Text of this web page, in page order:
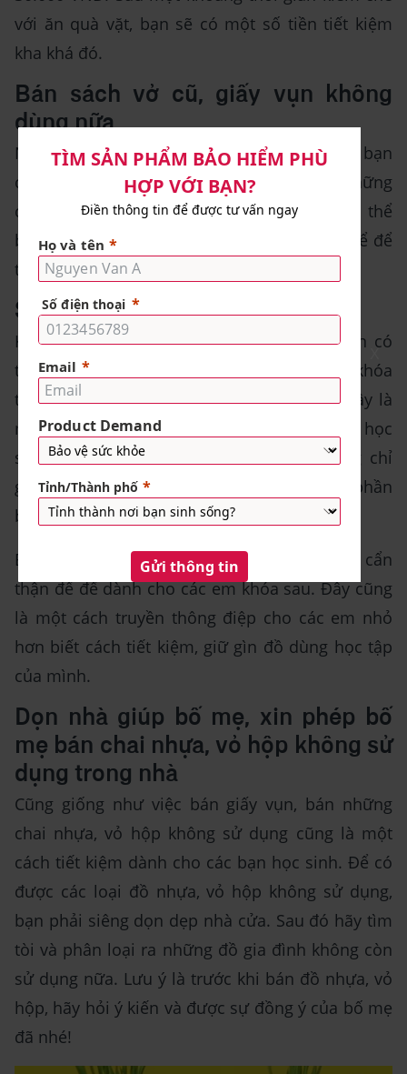
với ăn quà vặt, bạn sẽ có một số tiền tiết kiệm
kha khá đó.
Bán sách vở cũ, giấy vụn không
dùng nữa
Những cuốn sách cũ không còn sử dụng, các bạn
có thể bán cho những tiệm sách cũ. Còn những
cuốn vở cũ đã viết kín hay giấy vụn, bạn có thể
bán ve chai. Đây cũng là một món tiền có thể để
tiết kiệm được.
Sử dụng lại sách cũ của anh chị
Không chỉ bán các loại sách vở cũ, bạn còn có
thể xin sách giáo khoa của các anh chị khóa
trước để tiết kiệm chi phí mua sách mới. Đây là
một các tái sử dụng đồ rất thiết thực mà học
sinh có thể sử dụng. Cách thức này không chỉ
giúp bạn tiết kiệm tiền mà còn có thể góp phần
bảo vệ môi trường hiệu quả.
Bên cạnh đó, bạn cũng nên giữ gìn sách vở cẩn
thận để để dành cho các em khóa sau. Đây cũng
là một cách truyền thông điệp cho các em nhỏ
hơn biết cách tiết kiệm, giữ gìn đồ dùng học tập
của mình.
Dọn nhà giúp bố mẹ, xin phép bố
mẹ bán chai nhựa, vỏ hộp không sử
dụng trong nhà
Cũng giống như việc bán giấy vụn, bán những
chai nhựa, vỏ hộp không sử dụng cũng là một
cách tiết kiệm dành cho các bạn học sinh. Để có
được các loại đồ nhựa, vỏ hộp không sử dụng,
bạn phải siêng dọn dẹp nhà cửa. Sau đó hãy tìm
tòi và phân loại ra những đồ gia đình không còn
sử dụng nữa. Lưu ý là trước khi bán đồ nhựa, vỏ
hộp, hãy hỏi ý kiến và được sự đồng ý của bố mẹ
đã nhé!